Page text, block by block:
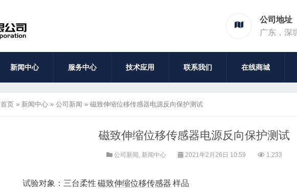
公司地址
广东，深圳
新闻中心 服务中心 技术应用 联系我们 在线商城
首页 » 新闻中心 » 公司新闻 » 磁致伸缩位移传感器电源反向保护测试
磁致伸缩位移传感器电源反向保护测试
公司新闻 , 新闻中心 2021年2月26日 10:59 1,233
试验对象：三台柔性 磁致伸缩位移传感器 样品